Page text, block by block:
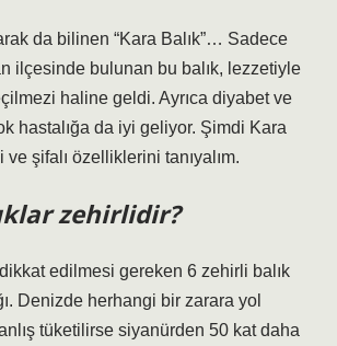
da bilinen “Kara Balık”… Sadece
ilçesinde bulunan bu balık, lezzetiyle
haline geldi. Ayrıca diyabet ve
hastalığa da iyi geliyor. Şimdi Kara
ve şifalı özelliklerini tanıyalım.
zehirlidir?
edilmesi gereken 6 zehirli balık
Denizde herhangi bir zarara yol
tüketilirse siyanürden 50 kat daha